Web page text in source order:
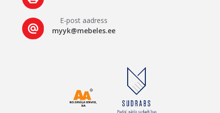
E-post aadress
myyk@mebeles.ee